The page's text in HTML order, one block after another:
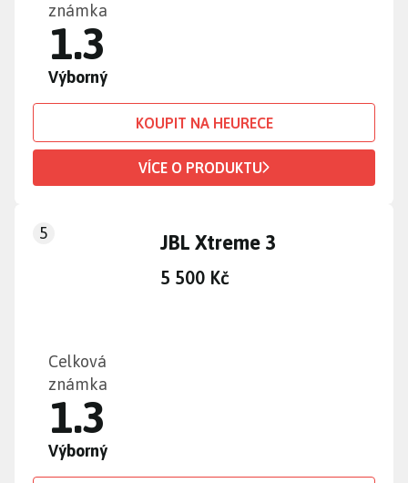
známka
1.3
Výborný
KOUPIT NA HEURECE
VÍCE O PRODUKTU
5 JBL Xtreme 3
5 500 Kč
Celková
známka
1.3
Výborný